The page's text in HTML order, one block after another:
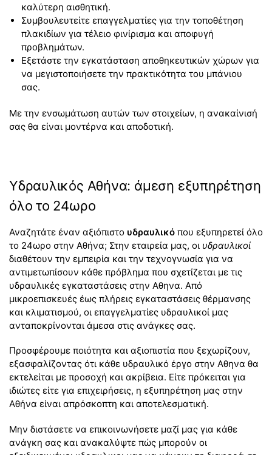
καλύτερη αισθητική.
Συμβουλευτείτε επαγγελματίες για την τοποθέτηση
πλακιδίων για τέλειο φινίρισμα και αποφυγή
προβλημάτων.
Εξετάστε την εγκατάσταση αποθηκευτικών χώρων για
να μεγιστοποιήσετε την πρακτικότητα του μπάνιου
σας.
Με την ενσωμάτωση αυτών των στοιχείων, η ανακαίνισή
σας θα είναι μοντέρνα και αποδοτική.
Υδραυλικός Αθήνα: άμεση εξυπηρέτηση
όλο το 24ωρο
Αναζητάτε έναν αξιόπιστο υδραυλικό που εξυπηρετεί όλο
το 24ωρο στην Αθήνα; Στην εταιρεία μας, οι υδραυλικοί
διαθέτουν την εμπειρία και την τεχνογνωσία για να
αντιμετωπίσουν κάθε πρόβλημα που σχετίζεται με τις
υδραυλικές εγκαταστάσεις στην Αθηνα. Από
μικροεπισκευές έως πλήρεις εγκαταστάσεις θέρμανσης
και κλιματισμού, οι επαγγελματίες υδραυλικοί μας
ανταποκρίνονται άμεσα στις ανάγκες σας.
Προσφέρουμε ποιότητα και αξιοπιστία που ξεχωρίζουν,
εξασφαλίζοντας ότι κάθε υδραυλικό έργο στην Αθηνα θα
εκτελείται με προσοχή και ακρίβεια. Είτε πρόκειται για
ιδιώτες είτε για επιχειρήσεις, η εξυπηρέτηση μας στην
Αθήνα είναι απρόσκοπτη και αποτελεσματική.
Μην διστάσετε να επικοινωνήσετε μαζί μας για κάθε
ανάγκη σας και ανακαλύψτε πώς μπορούν οι